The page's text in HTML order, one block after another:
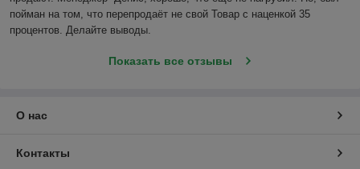
пойман на том, что перепродаёт не свой Товар с наценкой 35
процентов. Делайте выводы.
Показать все отзывы
О нас
Контакты